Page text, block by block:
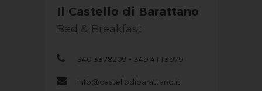
Il Castello di Barattano
Bed & Breakfast
340 3378209 - 349 4113979
info@castellodibarattano.it